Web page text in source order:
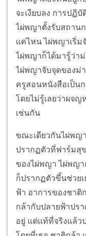
จะเงียบลง การปฏิ
ไผ่พญาตั้งรับสถาน
แค่ไหน ไผ่พญาเริ่ม
ไผ่พญาก็ได้มารู้ว่า
ไผ่พญาจับจุดของม่
ครูสอนหนังสือเป็น
โดยไม่รู้เลยว่าผจ
เช่นกัน
ขณะเดียวกันไผ่พญ
ปรากฏตัวที่ฟาร์มสุ
ของไผ่พญา ไผ่พญา
ก็ปรากฏตัวขึ้นช่วยเ
ฟ้า อาการของชาติ
กล้ากับปลายฟ้าปร
อยู่ แต่แท้ที่จริงแล้ว